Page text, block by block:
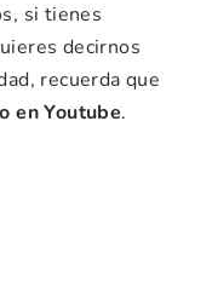
si tienes
decirnos
recuerda que
en Youtube.